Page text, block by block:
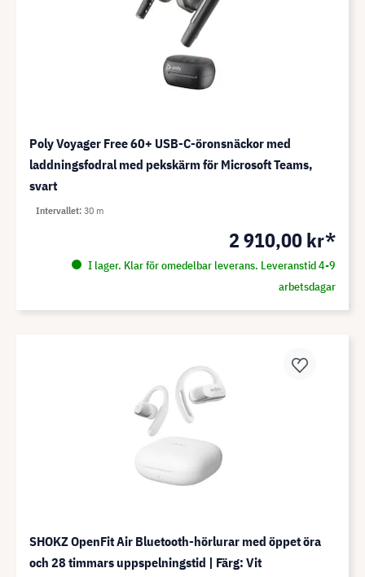
Poly Voyager Free 60+ USB-C-öronsnäckor med
laddningsfodral med pekskärm för Microsoft Teams,
svart
2 910,00 kr*
I lager. Klar för omedelbar leverans. Leveranstid 4-9
arbetsdagar
Intervallet 30 m
SHOKZ OpenFit Air Bluetooth-hörlurar med öppet öra
och 28 timmars uppspelningstid | Färg: Vit